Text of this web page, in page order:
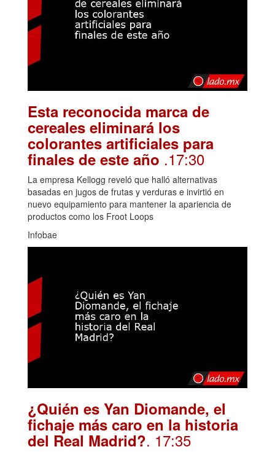
Esta reconocida marca de
cereales eliminará los
colorantes artificiales para
finales de este año .17:30
La empresa Kellogg reveló que halló alternativas
basadas en jugos de frutas y verduras e invirtió en
nuevo equipamiento para mantener la apariencia de
productos como los Froot Loops
Infobae
¿Quién es Yan Diomande, el
fichaje más caro en la historia
del Real Madrid?. 17:35